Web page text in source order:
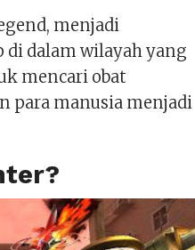
menjadi
di dalam wilayah yang
mencari obat
para manusia menjadi